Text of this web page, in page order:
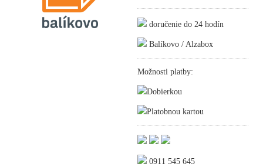
doručenie do 24 hodín
Balíkovo / Alzabox
Možnosti platby:
Dobierkou
Platobnou kartou
0911 545 645